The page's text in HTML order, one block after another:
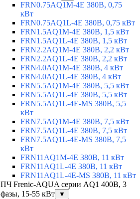
FRN0.75AQ1M-4E 380В, 0,75
кВт
FRN0.75AQ1L-4E 380В, 0,75 кВт
FRN1.5AQ1M-4E 380В, 1,5 кВт
FRN1.5AQ1L-4E 380В, 1,5 кВт
FRN2.2AQ1M-4E 380В, 2,2 кВт
FRN2.2AQ1L-4E 380В, 2,2 кВт
FRN4.0AQ1M-4E 380В, 4 кВт
FRN4.0AQ1L-4E 380В, 4 кВт
FRN5.5AQ1M-4E 380В, 5,5 кВт
FRN5.5AQ1L-4E 380В, 5,5 кВт
FRN5.5AQ1L-4E-MS 380В, 5,5
кВт
FRN7.5AQ1M-4E 380В, 7,5 кВт
FRN7.5AQ1L-4E 380В, 7,5 кВт
FRN7.5AQ1L-4E-MS 380В, 7,5
кВт
FRN11AQ1M-4E 380В, 11 кВт
FRN11AQ1L-4E 380В, 11 кВт
FRN11AQ1L-4E-MS 380В, 11 кВт
ПЧ Frenic-AQUA серии AQ1 400В, 3
фазы, 15-55 кВт
▼